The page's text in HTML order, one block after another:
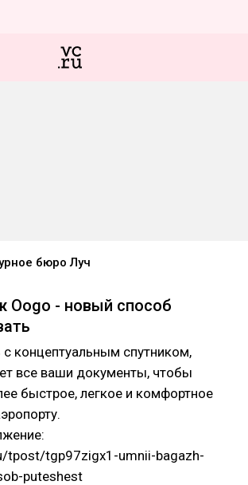
бюро Луч
Oogo - новый способ
концептуальным спутником,
все ваши документы, чтобы
быстрое, легкое и комфортное
tpost/tgp97zigx1-umnii-bagazh-
puteshest